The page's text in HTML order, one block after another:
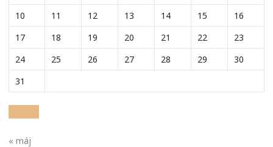
10
11 12 13 14 15
16
17
18 19 20 21 22
23
24
25 26 27 28 29
30
31
« máj